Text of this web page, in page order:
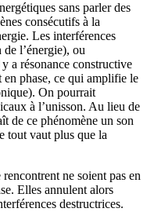
sans parler des
consécutifs à la
Les interférences
l’énergie), ou
a résonance constructive
en phase, ce qui amplifie le
On pourrait
à l’unisson. Au lieu de
de ce phénomène un son
tout vaut plus que la
ne soient pas en
Elles annulent alors
destructrices.